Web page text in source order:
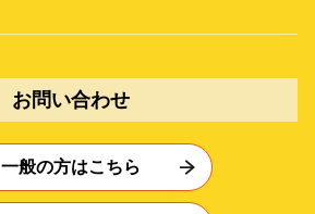
お問い合わせ
一般の方はこちら